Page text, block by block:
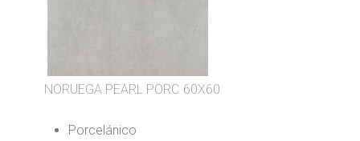
NORUEGA PEARL PORC 60X60
Porcelánico